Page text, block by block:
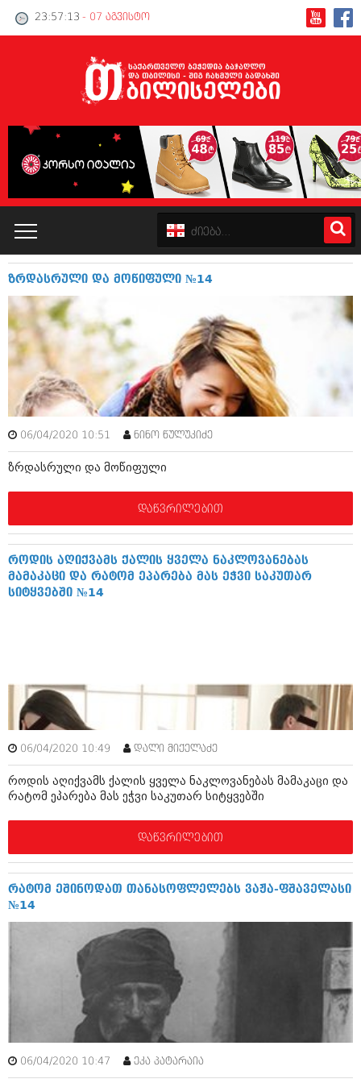
23:57:14 - 07 აგვისტო
პოლიტიკა
ინტერვიუები
საზოგადოება
მოდი, ვილაპარაკოთ
მოდა + დიზაინი
კადრს მიღმა
ავტორჩევები
ბელადები
გვარები
თემიდას სასწორი
კალეიდოსკოპი
ჰოროსკოპი და შეუცნობელი
კრიმინალი
რომანი და დეტექტივი
სახალისო ამბები
კატალოგი
პოლიტიკა
ინტერვიუები
ამბები
საზოგადოება
მოდი, ვილაპარაკოთ
მედიცინა
სპორტი
ბელადები
ბიზნესსიახლეები
გვარები
თემიდას სასწორი
კალეიდოსკოპი
ჰოროსკოპი და შეუცნობელი
კრიმინალი
რომანი და დეტექტივი
სახალისო ამბები
შოუბიზნესი
დაიჯესტი
ქალი და მამაკაცი
ზრდასრული და მოწიფული №14
06/04/2020 10:51 ნინო წულუკიძე
ზრდასრული და მოწიფული
დაწვრილებით
როდის აღიქვამს ქალის ყველა ნაკლოვანებას
მამაკაცი და რატომ ეპარება მას ეჭვი საკუთარ
სიტყვებში №14
06/04/2020 10:49 დალი მიქელაძე
როდის აღიქვამს ქალის ყველა ნაკლოვანებას მამაკაცი და
რატომ ეპარება მას ეჭვი საკუთარ სიტყვებში
დაწვრილებით
რატომ ეშინოდათ თანასოფლელებს ვაჟა-ფშაველასი
№14
06/04/2020 10:47 ეკა პატარაია